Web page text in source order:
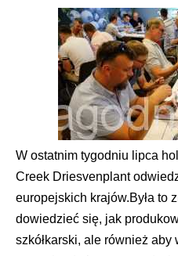
W ostatnim tygodniu lipca
Creek Driesvenplant
europejskich krajów.Była to
dowiedzieć się, jak
szkółkarski, ale również aby